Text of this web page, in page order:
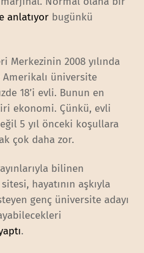
anlatıyor bugünkü
Merkezinin 2008 yılında
Amerikalı üniversite
18’i evli. Bunun en
ekonomi. Çünkü, evli
5 yıl önceki koşullara
çok daha zor.
bilinen
hayatının aşkıyla
genç üniversite adayı
.